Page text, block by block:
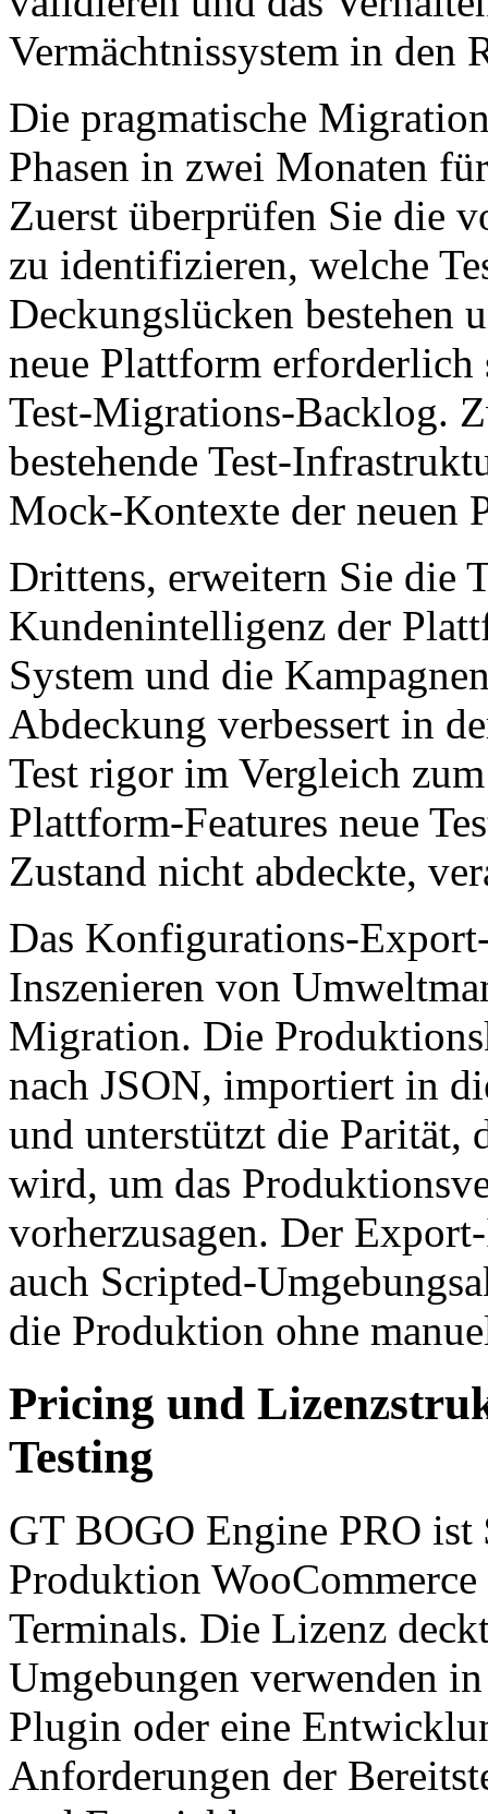
Vermächtnissystem in den
Die pragmatische
Phasen in zwei Monaten
Zuerst überprüfen Sie die
zu identifizieren, welche
Deckungslücken bestehen
neue Plattform
Test-Migrations-Backlog.
bestehende Test-
Mock-Kontexte der neuen
Drittens, erweitern Sie die
Kundenintelligenz der
System und die
Abdeckung verbessert in
Test rigor im Vergleich
Plattform-Features neue
Zustand nicht abdeckte,
Das Konfigurations-
Inszenieren von
Migration. Die
nach JSON, importiert in
und unterstützt die Parität,
wird, um das
vorherzusagen. Der
auch Scripted-
die Produktion ohne
Pricing und
Testing
GT BOGO Engine PRO
Produktion
Terminals. Die Lizenz
Umgebungen verwenden
Plugin oder eine
Anforderungen der